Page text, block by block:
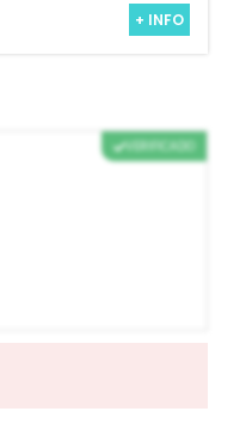
+ INFO
VERIFICADO